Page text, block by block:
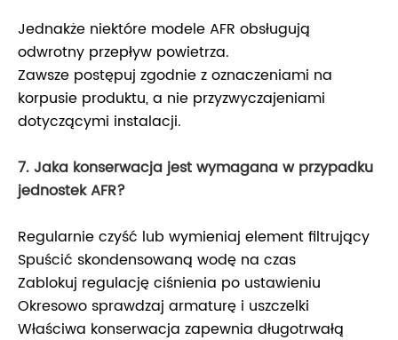
Jednakże niektóre modele AFR obsługują
odwrotny przepływ powietrza.
Zawsze postępuj zgodnie z oznaczeniami na
korpusie produktu, a nie przyzwyczajeniami
dotyczącymi instalacji.
7. Jaka konserwacja jest wymagana w przypadku
jednostek AFR?
Regularnie czyść lub wymieniaj element filtrujący
Spuścić skondensowaną wodę na czas
Zablokuj regulację ciśnienia po ustawieniu
Okresowo sprawdzaj armaturę i uszczelki
Właściwa konserwacja zapewnia długotrwałą